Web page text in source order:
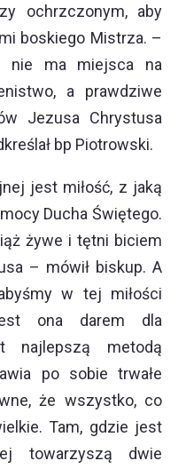
ochrzczonym, aby
boskiego Mistrza. –
nie ma miejsca na
a prawdziwe
Jezusa Chrystusa
bp Piotrowski.
jest miłość, z jaką
Ducha Świętego.
żywe i tętni biciem
– mówił biskup. A
w tej miłości
ona darem dla
najlepszą metodą
po sobie trwałe
że wszystko, co
Tam, gdzie jest
towarzyszą dwie